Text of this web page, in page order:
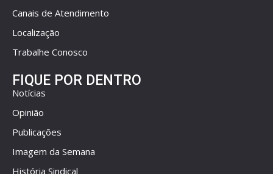
Canais de Atendimento
Localização
Trabalhe Conosco
FIQUE POR DENTRO
Notícias
Opinião
Publicações
Imagem da Semana
História Sindical